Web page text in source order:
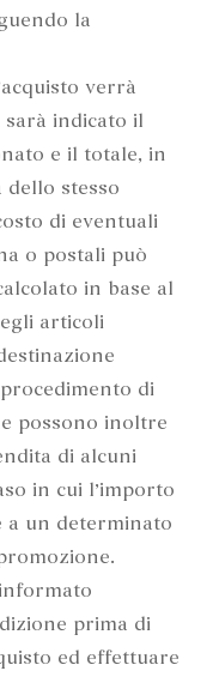
la
verrà
indicato il
e il totale, in
dello stesso
di eventuali
o postali può
in base al
articoli
di
possono inoltre
di alcuni
in cui l’importo
a un determinato
prima di
ed effettuare